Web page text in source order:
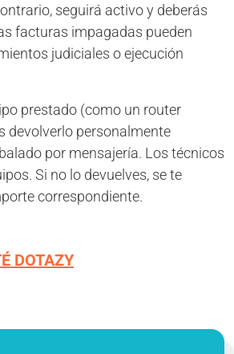
seguirá activo y deberás
facturas impagadas pueden
judiciales o ejecución
prestado (como un router
devolverlo personalmente
por mensajería. Los técnicos
Si no lo devuelves, se te
correspondiente.
DOTAZY